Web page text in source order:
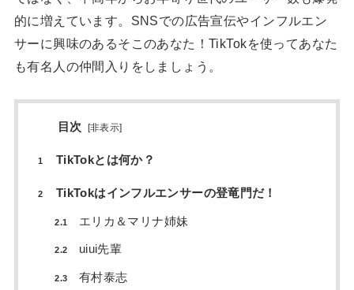
的に増えています。SNSでの広告宣伝やインフルエン
サーに興味のあるそこのあなた！TikTokを使ってあなた
も有名人の仲間入りをしましょう。
目次 [非表示]
1 TikTokとは何か？
2 TikTokはインフルエンサーの登竜門だ！
2.1 エリカ＆マリナ姉妹
2.2 uiui先輩
2.3 有村泰志